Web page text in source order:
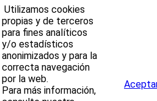
Utilizamos cookies
propias y de terceros
para fines analíticos
y/o estadísticos
anonimizados y para la
correcta navegación
por la web.
Para más información,